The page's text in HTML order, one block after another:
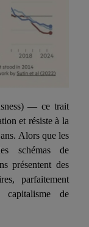
)— ce trait
et résiste à la
Alors que les
schémas de
présentent des
parfaitement
de